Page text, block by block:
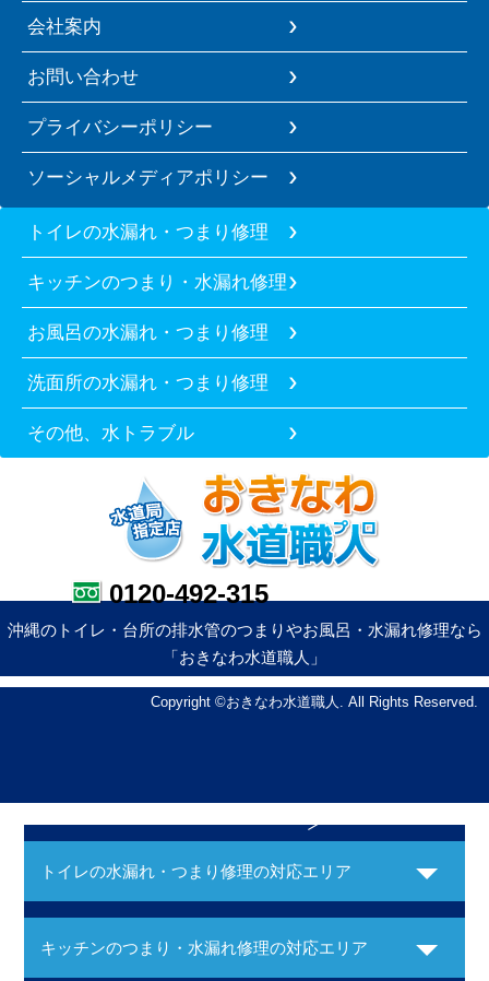
会社案内
お問い合わせ
プライバシーポリシー
ソーシャルメディアポリシー
トイレの水漏れ・つまり修理
キッチンのつまり・水漏れ修理
お風呂の水漏れ・つまり修理
洗面所の水漏れ・つまり修理
その他、水トラブル
0120-492-315
沖縄のトイレ・台所の排水管のつまりやお風呂・水漏れ修理なら
「おきなわ水道職人」
Copyright ©おきなわ水道職人. All Rights Reserved.
トイレの水漏れ・つまり修理の対応エリア
キッチンのつまり・水漏れ修理の対応エリア